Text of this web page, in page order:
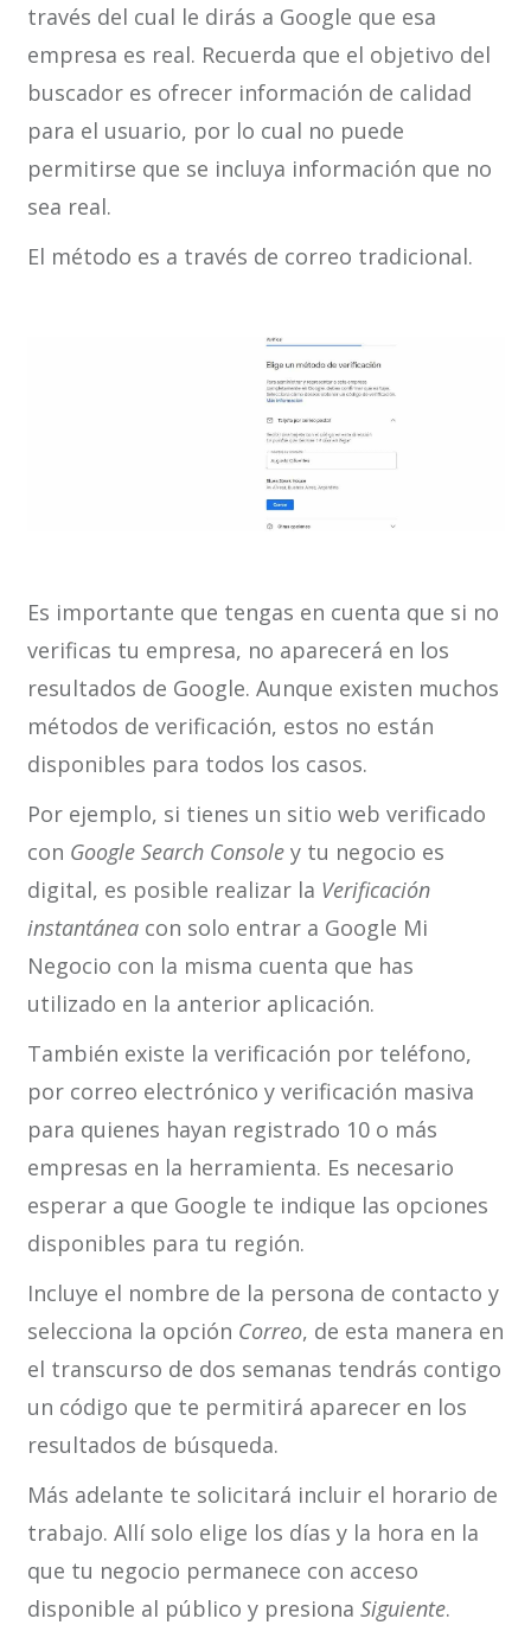
través del cual le dirás a Google que esa
empresa es real. Recuerda que el objetivo del
buscador es ofrecer información de calidad
para el usuario, por lo cual no puede
permitirse que se incluya información que no
sea real.
El método es a través de correo tradicional.
Es importante que tengas en cuenta que si no
verificas tu empresa, no aparecerá en los
resultados de Google. Aunque existen muchos
métodos de verificación, estos no están
disponibles para todos los casos.
Por ejemplo, si tienes un sitio web verificado
con Google Search Consoley tu negocio es
digital, es posible realizar la Verificación
instantáneacon solo entrar a Google Mi
Negocio con la misma cuenta que has
utilizado en la anterior aplicación.
También existe la verificación por teléfono,
por correo electrónico y verificación masiva
para quienes hayan registrado 10 o más
empresas en la herramienta. Es necesario
esperar a que Google te indique las opciones
disponibles para tu región.
Incluye el nombre de la persona de contacto y
selecciona la opción Correo, de esta manera en
el transcurso de dos semanas tendrás contigo
un código que te permitirá aparecer en los
resultados de búsqueda.
Más adelante te solicitará incluir el horario de
trabajo. Allí solo elige los días y la hora en la
que tu negocio permanece con acceso
disponible al público y presiona Siguiente.